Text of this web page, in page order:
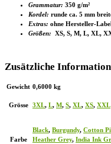
Grammatur: 350 g/m²
Kordel: runde ca. 5 mm
Extras: ohne Hersteller-
Größen: XS, S, M, L, XL,
Zusätzliche
Gewicht 0,6000 kg
Grösse 3XL, L, M, S, XL, XS, XXL
Farbe
Black, Burgundy, Cotton
Heather Grey, India Ink